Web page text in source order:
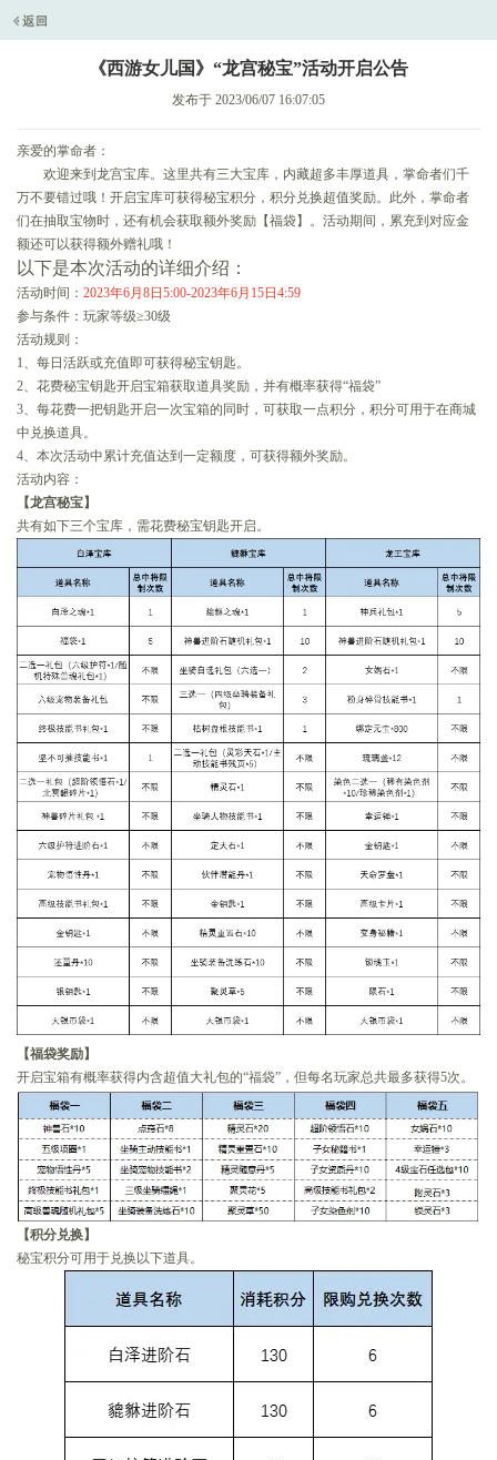
《西游女儿国》“龙宫秘宝”活动开启公告
发布于 2023/06/07 16:07:05
亲爱的掌命者：
欢迎来到龙宫宝库。这里共有三大宝库，内藏超多丰厚道具，掌命者们千
万不要错过哦！开启宝库可获得秘宝积分，积分兑换超值奖励。此外，掌命者
们在抽取宝物时，还有机会获取额外奖励【福袋】。活动期间，累充到对应金
额还可以获得额外赠礼哦！
以下是本次活动的详细介绍：
活动时间： 2023年6月8日5:00-2023年6月15日4:59
参与条件：玩家等级≥30级
活动规则：
1、每日活跃或充值即可获得秘宝钥匙。
2、花费秘宝钥匙开启宝箱获取道具奖励，并有概率获得“福袋”
3、每花费一把钥匙开启一次宝箱的同时，可获取一点积分，积分可用于在商城
中兑换道具。
4、本次活动中累计充值达到一定额度，可获得额外奖励。
活动内容：
【龙宫秘宝】
共有如下三个宝库，需花费秘宝钥匙开启。
【福袋奖励】
开启宝箱有概率获得内含超值大礼包的“福袋”，但每名玩家总共最多获得5次。
【积分兑换】
秘宝积分可用于兑换以下道具。